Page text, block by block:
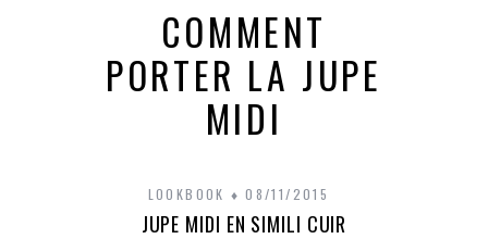
COMMENT
PORTER LA JUPE
MIDI
LOOKBOOK 08/11/2015
JUPE MIDI EN SIMILI CUIR